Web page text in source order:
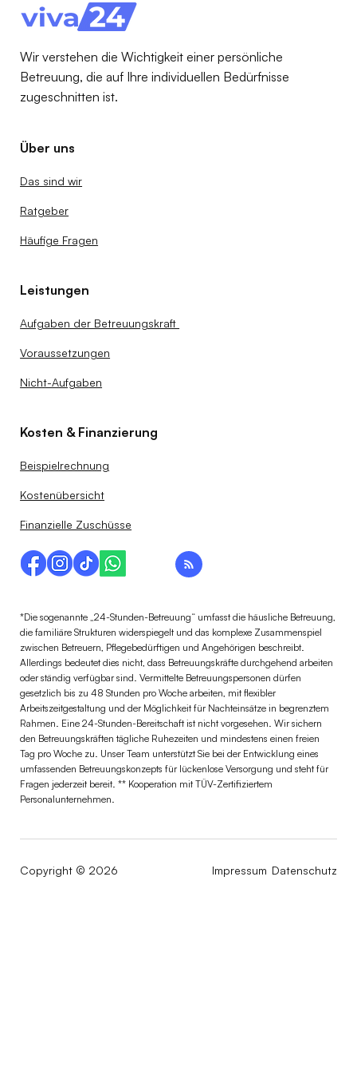
Eigenanteil in 2 Minuten (inkl. Beispiele
nach Pflegegrad)
Wir verstehen die Wichtigkeit einer persönliche
Betreuung, die auf Ihre individuellen Bedürfnisse
zugeschnitten ist.
Über uns
Das sind wir
Ratgeber
Häufige Fragen
Leistungen
Aufgaben der Betreuungskraft
Voraussetzungen
Nicht-Aufgaben
Kosten & Finanzierung
Beispielrechnung
Kostenübersicht
Finanzielle Zuschüsse
*Die sogenannte „24-Stunden-Betreuung“ umfasst die häusliche Betreuung,
die familiäre Strukturen widerspiegelt und das komplexe Zusammenspiel
zwischen Betreuern, Pflegebedürftigen und Angehörigen beschreibt.
Allerdings bedeutet dies nicht, dass Betreuungskräfte durchgehend arbeiten
oder ständig verfügbar sind. Vermittelte Betreuungspersonen dürfen
gesetzlich bis zu 48 Stunden pro Woche arbeiten, mit flexibler
Arbeitszeitgestaltung und der Möglichkeit für Nachteinsätze in begrenztem
Rahmen. Eine 24-Stunden-Bereitschaft ist nicht vorgesehen. Wir sichern
den Betreuungskräften tägliche Ruhezeiten und mindestens einen freien
Tag pro Woche zu. Unser Team unterstützt Sie bei der Entwicklung eines
umfassenden Betreuungskonzepts für lückenlose Versorgung und steht für
Fragen jederzeit bereit. ** Kooperation mit TÜV-Zertifiziertem
Personalunternehmen.
Copyright © 2026 Impressum Datenschutz